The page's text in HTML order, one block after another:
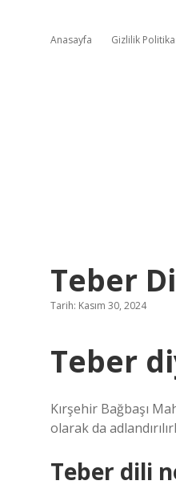
Anasayfa Gizlilik
Teber
Tarih: Kasım 30, 2024
Teber
Kırşehir Bağbaşı
olarak da
Teber dili